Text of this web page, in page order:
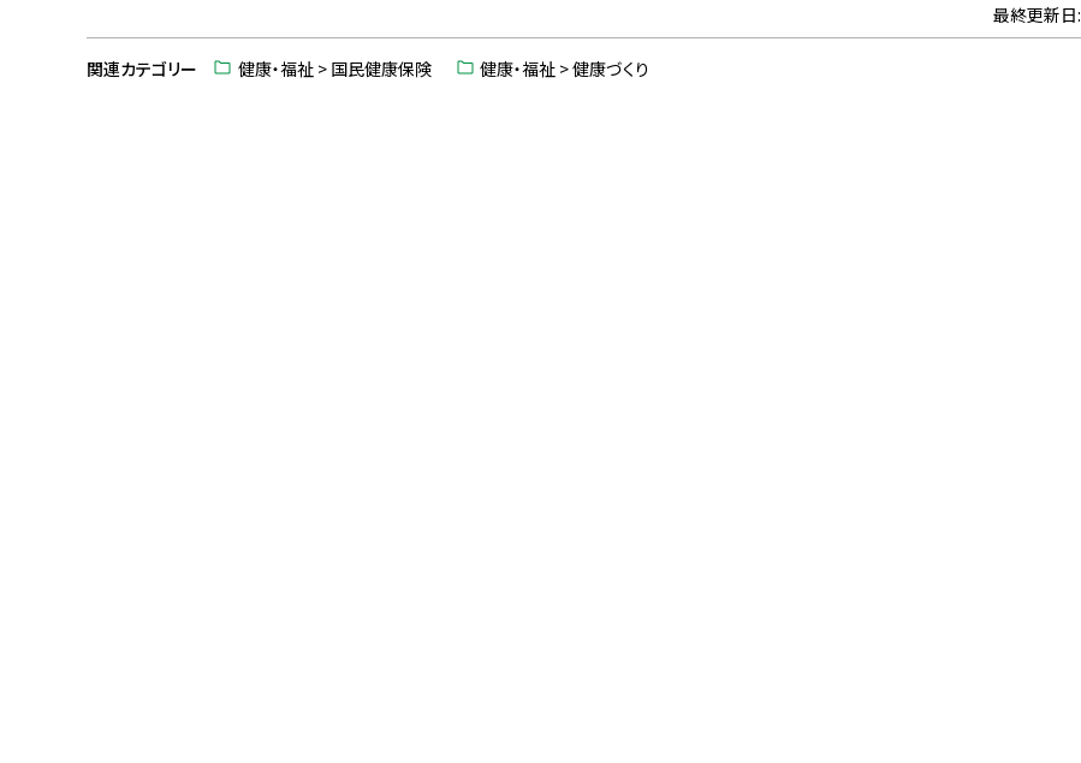
プ
最終更新日:
関連カテゴリー 健康・福祉 > 国民健康保険 健康・福祉 > 健康づくり